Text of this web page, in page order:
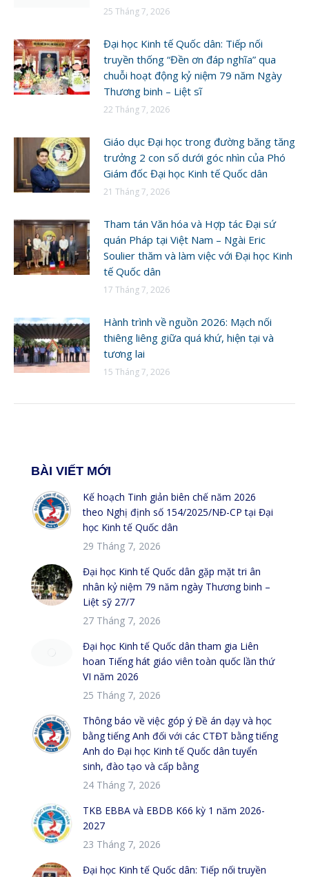
25 Tháng 7, 2026
Đại học Kinh tế Quốc dân: Tiếp nối
truyền thống “Đền ơn đáp nghĩa” qua
chuỗi hoạt động kỷ niệm 79 năm Ngày
Thương binh – Liệt sĩ
22 Tháng 7, 2026
Giáo dục Đại học trong đường băng tăng
trưởng 2 con số dưới góc nhìn của Phó
Giám đốc Đại học Kinh tế Quốc dân
21 Tháng 7, 2026
Tham tán Văn hóa và Hợp tác Đại sứ
quán Pháp tại Việt Nam – Ngài Eric
Soulier thăm và làm việc với Đại học Kinh
tế Quốc dân
17 Tháng 7, 2026
Hành trình về nguồn 2026: Mạch nối
thiêng liêng giữa quá khứ, hiện tại và
tương lai
15 Tháng 7, 2026
BÀI VIẾT MỚI
Kế hoạch Tinh giản biên chế năm 2026
theo Nghị định số 154/2025/NĐ-CP tại Đại
học Kinh tế Quốc dân
29 Tháng 7, 2026
Đại học Kinh tế Quốc dân gặp mặt tri ân
nhân kỷ niệm 79 năm ngày Thương binh –
Liệt sỹ 27/7
27 Tháng 7, 2026
Đại học Kinh tế Quốc dân tham gia Liên
hoan Tiếng hát giáo viên toàn quốc lần thứ
VI năm 2026
25 Tháng 7, 2026
Thông báo về việc góp ý Đề án dạy và học
bằng tiếng Anh đối với các CTĐT bằng tiếng
Anh do Đại học Kinh tế Quốc dân tuyển
sinh, đào tạo và cấp bằng
24 Tháng 7, 2026
TKB EBBA và EBDB K66 kỳ 1 năm 2026-
2027
23 Tháng 7, 2026
Đại học Kinh tế Quốc dân: Tiếp nối truyền